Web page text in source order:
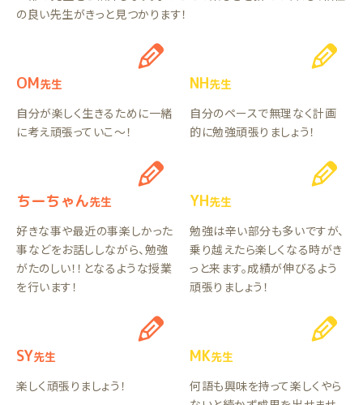
の良い先生がきっと見つかります！
OM先生
自分が楽しく生きるために一緒
に考え頑張っていこ〜！
NH先生
自分のペースで無理なく計画
的に勉強頑張りましょう！
ちーちゃん先生
好きな事や最近の事楽しかった
事などをお話ししながら、勉強
がたのしい！！となるような授業
を行います！
YH先生
勉強は辛い部分も多いですが、
乗り越えたら楽しくなる時がき
っと来ます。成績が伸びるよう
頑張りましょう！
SY先生
楽しく頑張りましょう！
MK先生
何語も興味を持って楽しくやら